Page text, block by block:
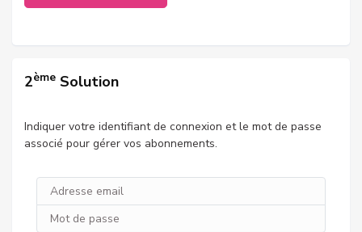
2ème Solution
Indiquer votre identifiant de connexion et le mot de passe
associé pour gérer vos abonnements.